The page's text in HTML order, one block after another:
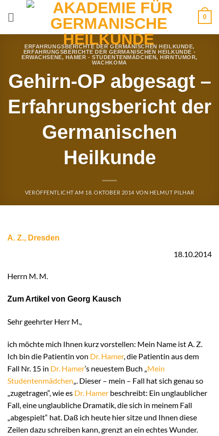
0
ERFAHRUNGSBERICHTE DER GERMANISCHEN HEILKUNDE,
ERFAHRUNGSBERICHTE DER GERMANISCHEN HEILKUNDE -
ERWACHSENE, HAMER - STUDENTENMÄDCHEN,HIRNTUMOR,
WACHKOMA
Gehirn-OP abgesagt –
Erfahrungsbericht der
Germanischen
Heilkunde
VERÖFFENTLICHT AM 18. OKTOBER 2014 VON HELMUT PILHAR
A. Z., Dresden
18.10.2014
Herrn M. M.
Zum Artikel von Georg Kausch
Sehr geehrter Herr M.,
ich möchte mich Ihnen kurz vorstellen: Mein Name ist A. Z.
Ich bin die Patientin von Dr. Hamer, die Patientin aus dem
Fall Nr. 15 in Dr. Hamer’s neuestem Buch „ Mein
Studentenmädchen „. Dieser – mein – Fall hat sich genau so
„zugetragen“, wie es Dr. Hamer beschreibt: Ein unglaublicher
Fall, eine unglaubliche Dramatik, die sich in meinem Fall
„abgespielt“ hat. Daß ich heute hier sitze und Ihnen diese
Zeilen dazu schreiben kann, grenzt an ein echtes Wunder.